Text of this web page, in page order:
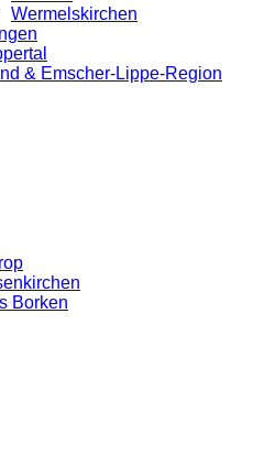
Wermelskirchen
& Emscher-Lippe-Region
Borken